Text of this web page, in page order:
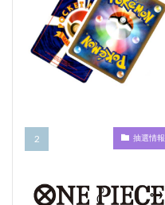
抽選情報